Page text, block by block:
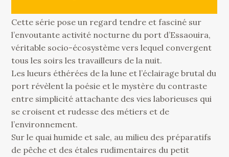
Cette série pose un regard tendre et fasciné sur
l’envoutante activité nocturne du port d’Essaouira,
véritable socio-écosystème vers lequel convergent
tous les soirs les travailleurs de la nuit.
Les lueurs éthérées de la lune et l’éclairage brutal du
port révèlent la poésie et le mystère du contraste
entre simplicité attachante des vies laborieuses qui
se croisent et rudesse des métiers et de
l’environnement.
Sur le quai humide et sale, au milieu des préparatifs
de pêche et des étales rudimentaires du petit